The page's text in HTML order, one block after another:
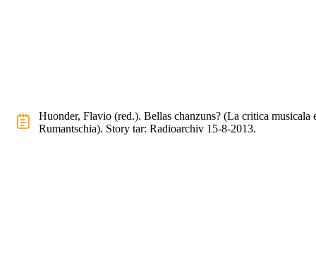
Huonder, Flavio (red.). Bellas chanzuns? (La critica musicala
Rumantschia). Story tar: Radioarchiv 15-8-2013.